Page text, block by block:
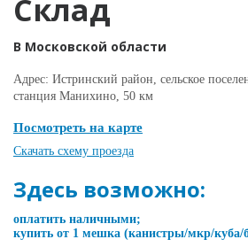
Склад
В Московской области
Адрес: Истринский район, сельское
станция Манихино, 50 км
Посмотреть на карте
Скачать схему проезда
Здесь возможно:
оплатить наличными;
купить от 1 мешка (канистры/мкр/куба/